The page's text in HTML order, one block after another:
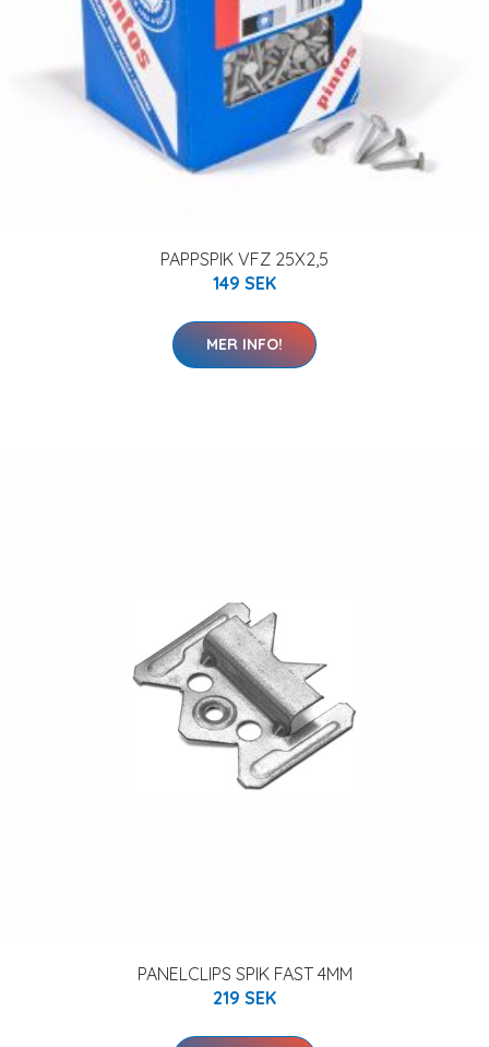
PAPPSPIK VFZ 25X2,5
149 SEK
MER INFO!
PANELCLIPS SPIK FAST 4MM
219 SEK